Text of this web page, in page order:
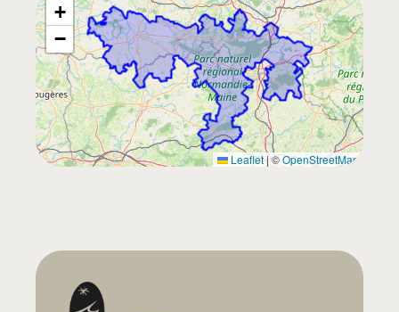
+
−
Leaflet|©OpenStreetMap